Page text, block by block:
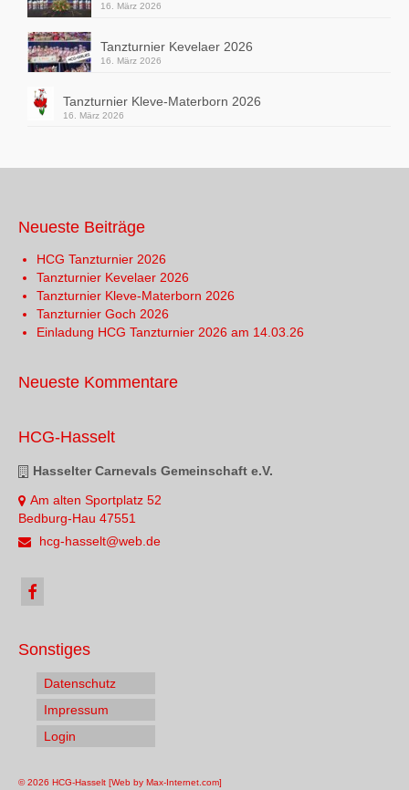
16. März 2026
Tanzturnier Kevelaer 2026
16. März 2026
Tanzturnier Kleve-Materborn 2026
16. März 2026
Neueste Beiträge
HCG Tanzturnier 2026
Tanzturnier Kevelaer 2026
Tanzturnier Kleve-Materborn 2026
Tanzturnier Goch 2026
Einladung HCG Tanzturnier 2026 am 14.03.26
Neueste Kommentare
HCG-Hasselt
Hasselter Carnevals Gemeinschaft e.V.
Am alten Sportplatz 52
Bedburg-Hau 47551
hcg-hasselt@web.de
Sonstiges
Datenschutz
Impressum
Login
© 2026 HCG-Hasselt [Web by Max-Internet.com]